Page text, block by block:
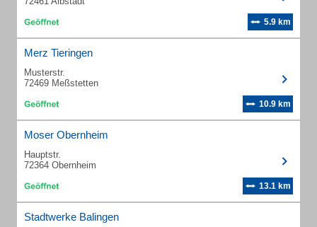
5.9 km
Merz Tieringen
Musterstr.
72469 Meßstetten
10.9 km
Moser Obernheim
Hauptstr.
72364 Obernheim
13.1 km
Stadtwerke Balingen